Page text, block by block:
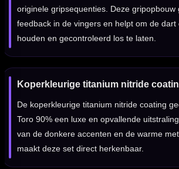
originele gripsequenties. Deze gripopbouw
feedback in de vingers en helpt om de dart
houden en gecontroleerd los te laten.
Koperkleurige titanium nitride
De koperkleurige titanium nitride coating
Toro 90% een luxe en opvallende
van de donkere accenten en de warme
maakt deze set direct herkenbaar.